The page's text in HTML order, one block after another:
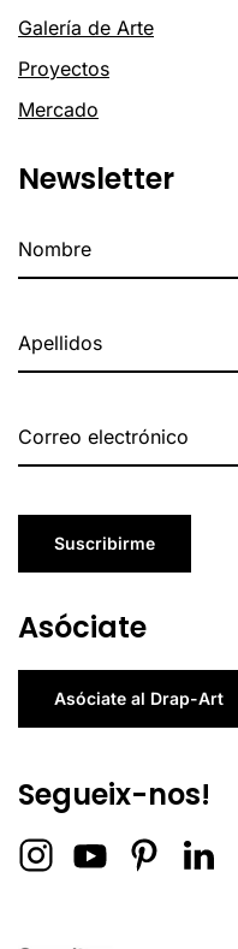
Galería de Arte
Proyectos
Mercado
Newsletter
Suscribirme
Asóciate
Asóciate al Drap-Art
Segueix-nos!